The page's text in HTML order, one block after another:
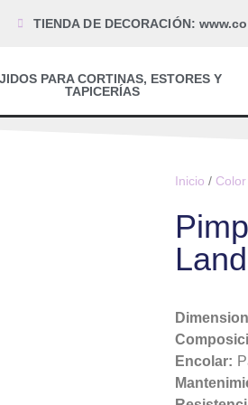
TIENDA DE DECORACIÓN:
PARA CORTINAS, ESTORES Y
TAPICERÍAS
Inicio /
Encolar: